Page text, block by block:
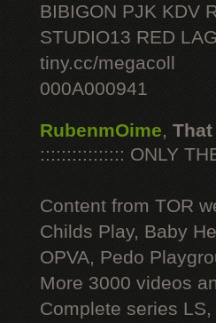
BIBIGON PJK KDV
STUDIO13 RED
tiny.cc/megacoll
000A000941
RubenmOime,
:::::::::::::::: ONLY
Content from TOR
Childs Play, Baby
OPVA, Pedo
More 3000 videos
Complete series